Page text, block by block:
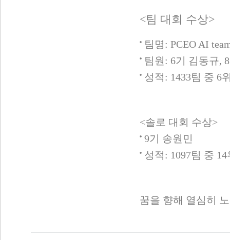
<팀 대회 수상>
팀명: PCEO AI
팀원: 6기 김동규,
성적: 1433팀 중 6
<솔로 대회 수상>
9기 송원민
성적: 1097팀 중 14
꿈을 향해 열심히